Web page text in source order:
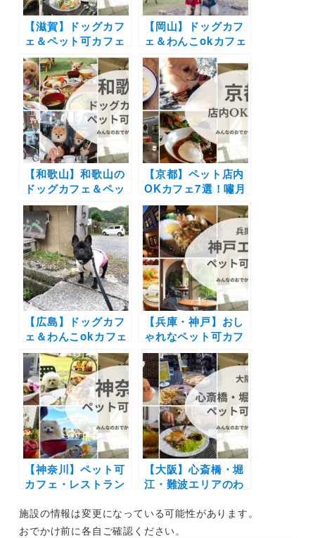
【滋賀】ドッグカフ
ェ＆ペット可カフェ
22選 | 琵琶湖が見え
るカフェやドッグラ
ン付きのカフェなど
実際の愛犬とのおで
かけレポートを紹
介！
【岡山】ドッグカフ
ェ＆わんこokカフェ
の写真レポートまと
め16選 | 倉敷に牛窓
そして蒜山の人気エ
リアの絶景カフェや
牡蠣や海鮮・パンケ
ーキを愛犬と一緒に
♪
【和歌山】和歌山の
ドッグカフェ＆ペッ
ト可カフェ17選 | 絶
景のオーシャンビュ
ーやお寺のレストラ
ンまで実際のおでか
けレポート写真付き
【京都】ペット店内
OKカフェ7選！嘯月
のイートインや町家
カフェ・犬とお揃い
ごはんお店などご紹
介！
【広島】ドッグカフ
ェ＆わんこokカフェ
19選 | 店内同伴でコ
ース料理や手打ちそ
ばにお好み焼きも！
海が見える絶景カフ
ェなど実際のおでか
けレポート写真付き
【兵庫・神戸】おし
ゃれなペット可カフ
ェ5選！空調完備の
屋内テラスや夜景バ
ッチリのガーデンレ
ストラン
【神奈川】ペット可
カフェ・レストラン
中華街の食べ放題や
アフタヌーンティー
【大阪】心斎橋・堀
江・難波エリアのわ
ストラン11選！都会
のオシャレな店内＆
施設の情報は変更になっている可能性があります。
おでかけ前に各自ご確認ください。